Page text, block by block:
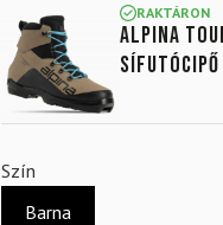
RAKTÁRON
ALPINA
sífutócipő -
Szín
Barna